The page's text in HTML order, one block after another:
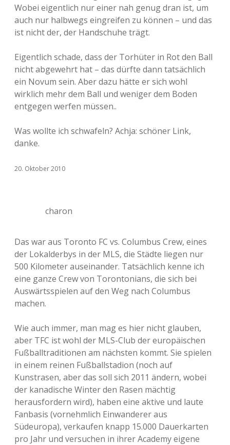
Wobei eigentlich nur einer nah genug dran ist, um
auch nur halbwegs eingreifen zu können – und das
ist nicht der, der Handschuhe trägt.
Eigentlich schade, dass der Torhüter in Rot den Ball
nicht abgewehrt hat – das dürfte dann tatsächlich
ein Novum sein. Aber dazu hätte er sich wohl
wirklich mehr dem Ball und weniger dem Boden
entgegen werfen müssen..
Was wollte ich schwafeln? Achja: schöner Link,
danke.
20. Oktober 2010
charon
Das war aus Toronto FC vs. Columbus Crew, eines
der Lokalderbys in der MLS, die Städte liegen nur
500 Kilometer auseinander. Tatsächlich kenne ich
eine ganze Crew von Torontonians, die sich bei
Auswärtsspielen auf den Weg nach Columbus
machen.
Wie auch immer, man mag es hier nicht glauben,
aber TFC ist wohl der MLS-Club der europäischen
Fußballtraditionen am nächsten kommt. Sie spielen
in einem reinen Fußballstadion (noch auf
Kunstrasen, aber das soll sich 2011 ändern, wobei
der kanadische Winter den Rasen mächtig
herausfordern wird), haben eine aktive und laute
Fanbasis (vornehmlich Einwanderer aus
Südeuropa), verkaufen knapp 15.000 Dauerkarten
pro Jahr und versuchen in ihrer Academy eigene